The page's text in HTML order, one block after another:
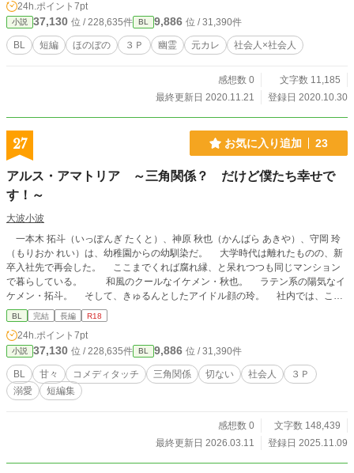
24h.ポイント 7pt
小説 37,130 位 / 228,635件 BL 9,886 位 / 31,390件
BL 短編 ほのぼの ３Ｐ 幽霊 元カレ 社会人×社会人
感想数 0
文字数 11,185
最終更新日 2020.11.21
登録日 2020.10.30
27 お気に入り追加 23
アルス・アマトリア ～三角関係？ だけど僕たち幸せで
す！～
大波小波
一本木 拓斗（いっぽんぎ たくと）、神原 秋也（かんばら あきや）、守岡 玲
（もりおか れい）は、幼稚園からの幼馴染だ。 大学時代は離れたものの、新
卒入社先で再会した。 ここまでくれば腐れ縁、と呆れつつも同じマンション
で暮らしている。 和風のクールなイケメン・秋也。 ラテン系の陽気なイ
ケメン・拓斗。 そして、きゅるんとしたアイドル顔の玲。 社内では、この
三人は怪しいとの噂が広がっている。 玲を、秋也と拓斗が奪い合う、三角関
係ではないか、と。 さらに、仲良く３Ｐしているかも、とさえ疑われる始末
だ。 そんな噂話に出くわすたびに、違うと否定する三人だったが、異変が起
きる。 秋也が、派手好きで遊び人の同僚・植村（うえむら）からディナーに
誘われたのだ。 百戦錬磨の彼女に、真面目な秋也は食われるのではないか？
酔った勢いで、拓斗は玲を使ってテクニックの練習をしよう、などと提案して
くる。 最初は拒んだ秋也だったが、彼もまた酔っている。 キスだけで済ま
も加わり、ついに三人揃って一線を越えてしまったのだ。 噂通りの仲になっ
てしまった、秋也と拓斗、そして玲。 やはりこのまま、秋也と拓斗が玲を奪
楽しい三人の日常が始まった！
BL 完結 長編 R18
24h.ポイント 7pt
小説 37,130 位 / 228,635件 BL 9,886 位 / 31,390件
BL 甘々 コメディタッチ 三角関係 切ない 社会人
３Ｐ
溺愛
短編集
感想数 0
文字数 148,439
最終更新日 2026.03.11
登録日 2025.11.09